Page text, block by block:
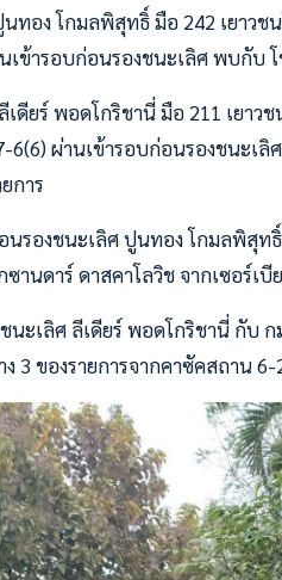
ทอง โกมลพิสุทธิ์ มือ 242 เยาวช
เข้ารอบก่อนรองชนะเลิศ พบกับ
ดียร์ พอดโกริชานี่ มือ 211 เยาว
6(6) ผ่านเข้ารอบก่อนรองชนะ
การ
รองชนะเลิศ ปูนทอง โกมลพิสุท
านดาร์ ดาสคาโลวิช จากเซอร์เบี
ะเลิศ ลีเดียร์ พอดโกริชานี่ กับ
3 ของรายการจากคาซัคสถาน